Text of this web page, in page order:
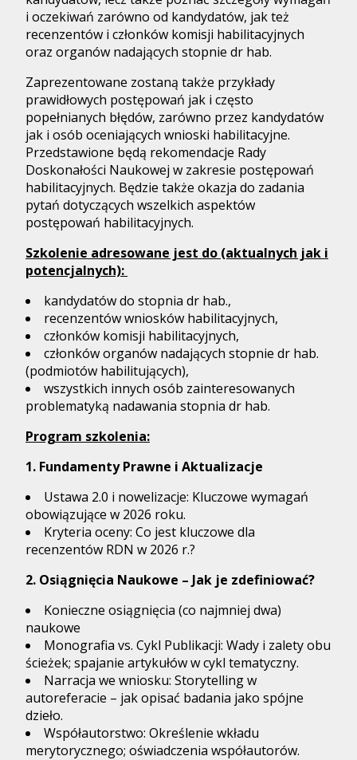
i oczekiwań zarówno od kandydatów, jak też
recenzentów i członków komisji habilitacyjnych
oraz organów nadających stopnie dr hab.
Zaprezentowane zostaną także przykłady
prawidłowych postępowań jak i często
popełnianych błędów, zarówno przez kandydatów
jak i osób oceniających wnioski habilitacyjne.
Przedstawione będą rekomendacje Rady
Doskonałości Naukowej w zakresie postępowań
habilitacyjnych. Będzie także okazja do zadania
pytań dotyczących wszelkich aspektów
postępowań habilitacyjnych.
Szkolenie adresowane jest do (aktualnych jak i
potencjalnych):
kandydatów do stopnia dr hab.,
recenzentów wniosków habilitacyjnych,
członków komisji habilitacyjnych,
członków organów nadających stopnie dr hab.
(podmiotów habilitujących),
wszystkich innych osób zainteresowanych
problematyką nadawania stopnia dr hab.
Program szkolenia:
1. Fundamenty Prawne i Aktualizacje
Ustawa 2.0 i nowelizacje: Kluczowe wymagań
obowiązujące w 2026 roku.
Kryteria oceny: Co jest kluczowe dla
recenzentów RDN w 2026 r.?
2. Osiągnięcia Naukowe – Jak je zdefiniować?
Konieczne osiągnięcia (co najmniej dwa)
naukowe
Monografia vs. Cykl Publikacji: Wady i zalety obu
ścieżek; spajanie artykułów w cykl tematyczny.
Narracja we wniosku: Storytelling w
autoreferacie – jak opisać badania jako spójne
dzieło.
Współautorstwo: Określenie wkładu
merytorycznego; oświadczenia współautorów.